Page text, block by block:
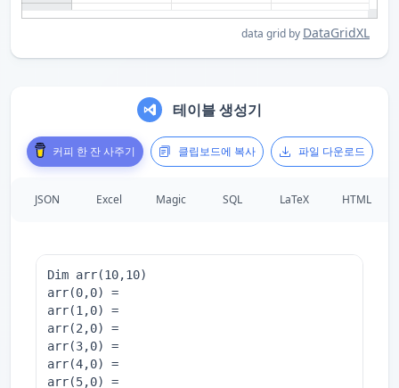
data grid by DataGridXL
테이블 생성기
커피 한 잔 사주기 클립보드에 복사 파일 다운로드
JSON Excel Magic SQL LaTeX HTML